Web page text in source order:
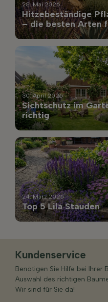
28. Mai 2026
Hitzebeständige
– die besten Arten
30. April 2026
Sichtschutz im
richtig
24. März 2026
Top 5 Lila Stauden
Kundenservice
Benötigen Sie Hilfe bei Ihrer
Auswahl des richtigen
Wir sind für Sie da!